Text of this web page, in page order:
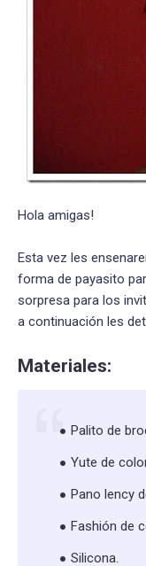
Hola amigas!
Esta vez les
forma de payasito
sorpresa para los
a continuación les
Materiales:
Palito de
Yute de
Pano lency
Fashión de
Silicona.